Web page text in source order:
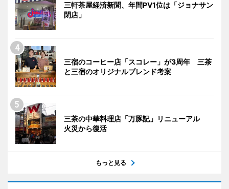
三軒茶屋経済新聞、年間PV1位は「ジョナサン
閉店」
三宿のコーヒー店「スコレー」が3周年 三茶
と三宿のオリジナルブレンド考案
三茶の中華料理店「万豚記」リニューアル
火災から復活
もっと見る